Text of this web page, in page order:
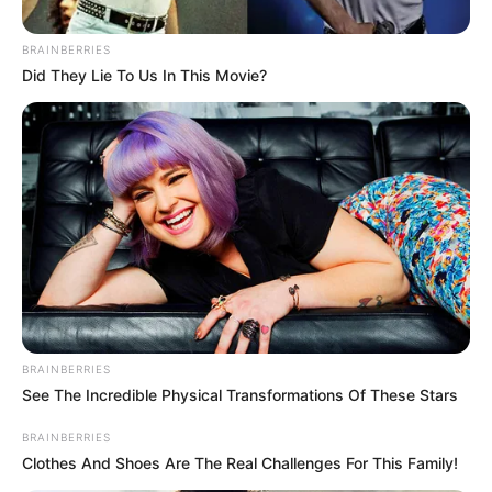
Policía del Magdalena Medio
Por:Ingrid Liliana Jaimes Jaimes
Noviembre 5, 2022
BRAINBERRIES
Did They Lie To Us In This Movie?
BRAINBERRIES
See The Incredible Physical Transformations Of These Stars
BRAINBERRIES
Clothes And Shoes Are The Real Challenges For This Family!